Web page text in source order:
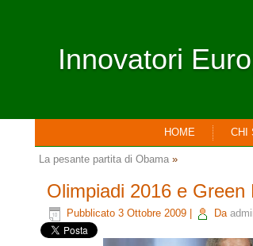
Innovatori
HOME CHI
La pesante partita di Obama »
Olimpiadi 2016 e Green
Pubblicato 3 Ottobre 2009 Da